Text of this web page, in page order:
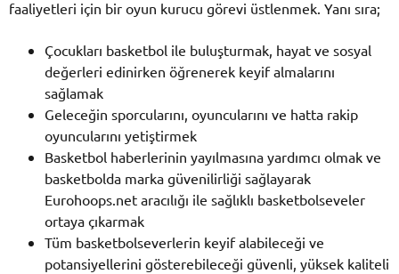
faaliyetleri için bir oyun kurucu görevi üstlenmek. Yanı sıra;
Çocukları basketbol ile buluşturmak, hayat ve sosyal
değerleri edinirken öğrenerek keyif almalarını
sağlamak
Geleceğin sporcularını, oyuncularını ve hatta rakip
oyuncularını yetiştirmek
Basketbol haberlerinin yayılmasına yardımcı olmak ve
basketbolda marka güvenilirliği sağlayarak
Eurohoops.net aracılığı ile sağlıklı basketbolseveler
ortaya çıkarmak
Tüm basketbolseverlerin keyif alabileceği ve
potansiyellerini gösterebileceği güvenli, yüksek kaliteli